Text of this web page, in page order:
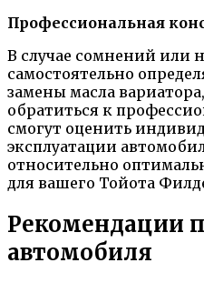
Профессиональная
В случае сомнений или
самостоятельно
замены масла
обратиться к
смогут оценить
эксплуатации
относительно
для вашего Тойота
Рекомендации
автомобиля